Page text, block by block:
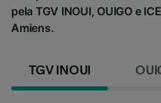
pela TGV INOUI, OUIGO e
Amiens.
TGV INOUI